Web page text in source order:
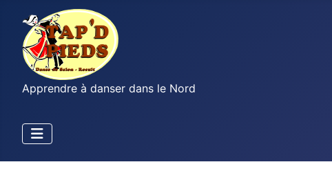
Apprendre à danser dans le Nord